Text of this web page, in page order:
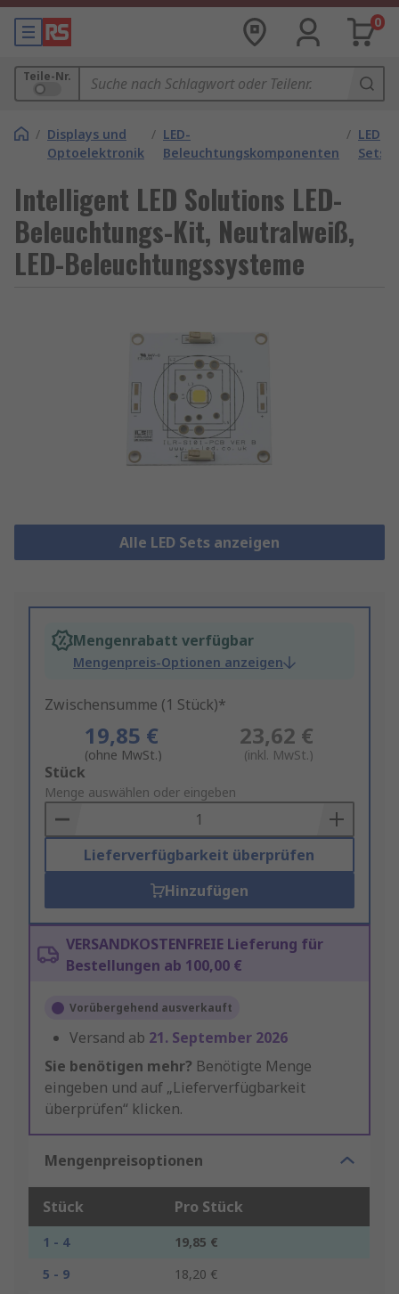
0
Teile-Nr.
/ Displays und
Optoelektronik
/ LED-
Beleuchtungskomponenten
/ LED
Sets
Intelligent LED Solutions LED-
Beleuchtungs-Kit, Neutralweiß,
LED-Beleuchtungssysteme
Alle LED Sets anzeigen
Mengenrabatt verfügbar
Mengenpreis-Optionen anzeigen
Zwischensumme (1 Stück)*
19,85 €
(ohne MwSt.)
23,62 €
(inkl. MwSt.)
Add
to
Basket
Stück
Menge auswählen oder eingeben
Lieferverfügbarkeit überprüfen
Hinzufügen
VERSANDKOSTENFREIE Lieferung für
Bestellungen ab 100,00 €
Vorübergehend ausverkauft
Versand ab 21. September 2026
Sie benötigen mehr? Benötigte Menge
eingeben und auf „Lieferverfügbarkeit
überprüfen“ klicken.
Mengenpreisoptionen
Stück Pro Stück
1 - 4
19,85 €
5 - 9
18,20 €